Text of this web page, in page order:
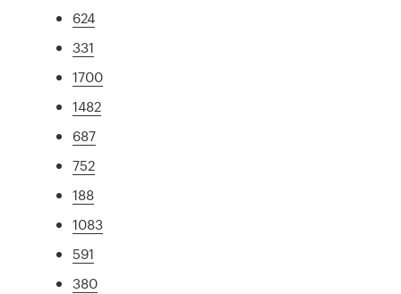
624
331
1700
1482
687
752
188
1083
591
380